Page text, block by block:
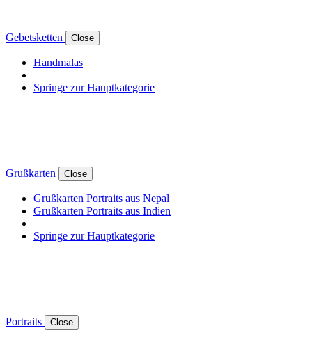
Gebetsketten Close
Handmalas
Springe zur Hauptkategorie
Grußkarten Close
Grußkarten Portraits aus Nepal
Grußkarten Portraits aus Indien
Springe zur Hauptkategorie
Portraits Close